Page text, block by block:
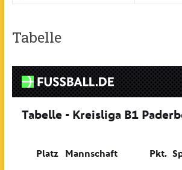
Tabelle